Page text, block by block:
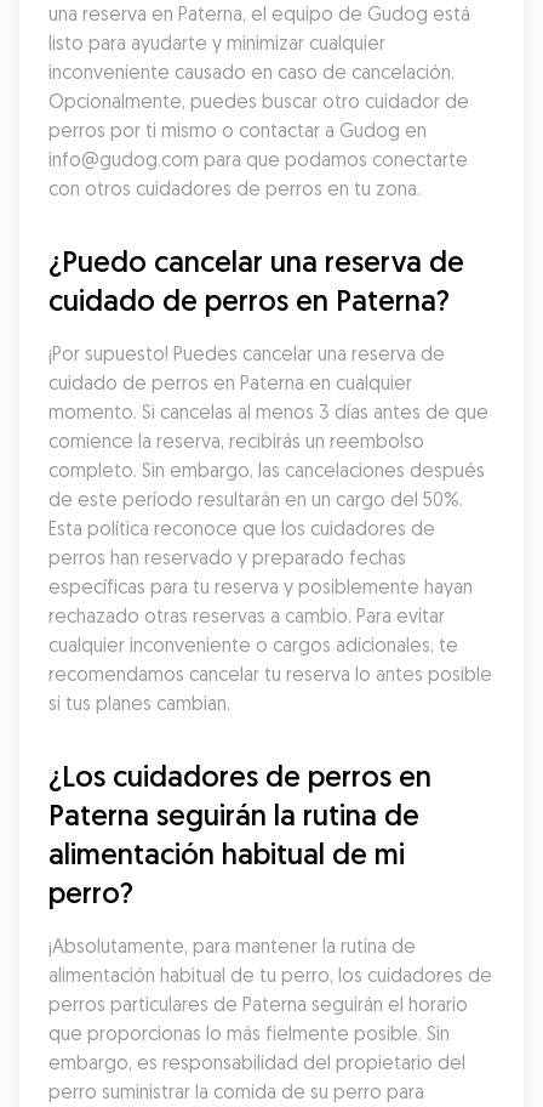
una reserva en Paterna, el equipo de Gudog está
listo para ayudarte y minimizar cualquier
inconveniente causado en caso de cancelación.
Opcionalmente, puedes buscar otro cuidador de
perros por ti mismo o contactar a Gudog en
info@gudog.com para que podamos conectarte
con otros cuidadores de perros en tu zona.
¿Puedo cancelar una reserva de
cuidado de perros en Paterna?
¡Por supuesto! Puedes cancelar una reserva de
cuidado de perros en Paterna en cualquier
momento. Si cancelas al menos 3 días antes de que
comience la reserva, recibirás un reembolso
completo. Sin embargo, las cancelaciones después
de este período resultarán en un cargo del 50%.
Esta política reconoce que los cuidadores de
perros han reservado y preparado fechas
específicas para tu reserva y posiblemente hayan
rechazado otras reservas a cambio. Para evitar
cualquier inconveniente o cargos adicionales, te
recomendamos cancelar tu reserva lo antes posible
si tus planes cambian.
¿Los cuidadores de perros en
Paterna seguirán la rutina de
alimentación habitual de mi
perro?
¡Absolutamente, para mantener la rutina de
alimentación habitual de tu perro, los cuidadores de
perros particulares de Paterna seguirán el horario
que proporcionas lo más fielmente posible. Sin
embargo, es responsabilidad del propietario del
perro suministrar la comida de su perro para